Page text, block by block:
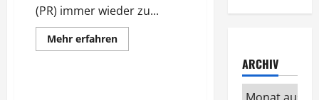
(PR) immer wieder zu...
Mehr erfahrenMehr
Informationen
Verschiedenes
ARCHIV